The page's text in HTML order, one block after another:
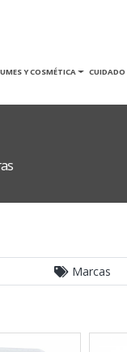
Y COSMÉTICA CUIDADO
Marcas